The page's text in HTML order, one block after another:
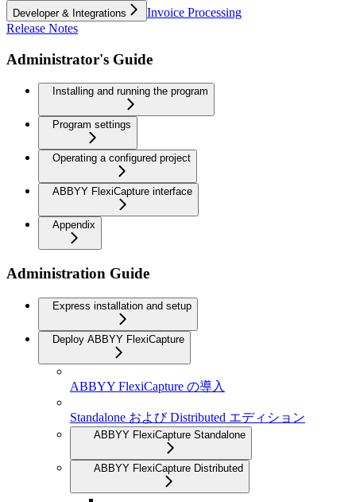
Developer & Integrations
Invoice Processing
Release Notes
Administrator's Guide
Installing and running the program
Program settings
Operating a configured project
ABBYY FlexiCapture interface
Appendix
Administration Guide
Express installation and setup
Deploy ABBYY FlexiCapture
ABBYY FlexiCapture の導入
Standalone および Distributed エディション
ABBYY FlexiCapture Standalone
ABBYY FlexiCapture Distributed